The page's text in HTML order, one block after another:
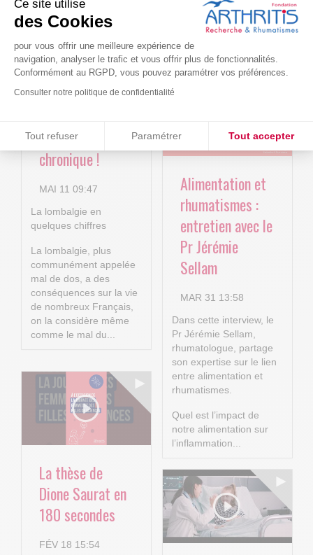
Ce site utilise
des Cookies
pour vous offrir une meilleure expérience de
navigation, analyser le trafic et vous offrir plus de fonctionnalités.
Conformément au RGPD, vous pouvez paramétrer vos préférences.
Consulter notre politique de confidentialité
Tout refuser Paramétrer Tout accepter
Axeptio consent
Plateforme de Gestion du Consentement : Personnalisez vos
Notre plateforme vous permet d'adapter et de gérer vos
Le projet BACK-
4P : Les
nouvelles
technologies
numériques au
lombalgie
chronique !
MAI 11 09:47
La lombalgie en
quelques chiffres
La lombalgie, plus
communément appelée
mal de dos, a des
conséquences sur la vie
de nombreux Français,
on la considère même
comme le mal du...
Arthritis4Cure -
Cure-RA
AVR 22 15:01
Alimentation et
rhumatismes :
entretien avec le
Pr Jérémie
Sellam
MAR 31 13:58
Dans cette interview, le
Pr Jérémie Sellam,
rhumatologue, partage
son expertise sur le lien
entre alimentation et
rhumatismes.
Quel est l’impact de
notre alimentation sur
l’inflammation...
La thèse de
Dione Saurat en
180 secondes
FÉV 18 15:54